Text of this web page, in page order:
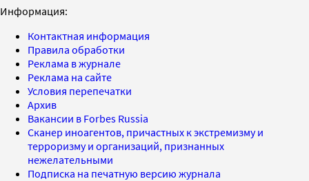
Информация:
Контактная информация
Правила обработки
Реклама в журнале
Реклама на сайте
Условия перепечатки
Архив
Вакансии в Forbes Russia
Сканер иноагентов, причастных к экстремизму и
терроризму и организаций, признанных
нежелательными
Подписка на печатную версию журнала